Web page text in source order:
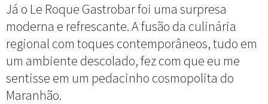
Já o Le Roque Gastrobar foi uma surpresa
moderna e refrescante. A fusão da culinária
regional com toques contemporâneos, tudo em
um ambiente descolado, fez com que eu me
sentisse em um pedacinho cosmopolita do
Maranhão.